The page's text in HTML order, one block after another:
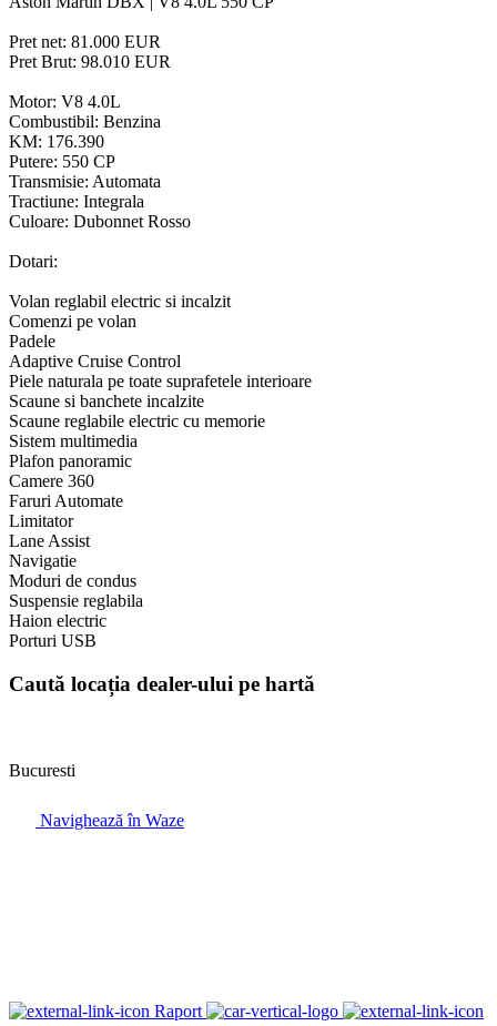
Pret net: 81.000 EUR
Pret Brut: 98.010 EUR
Motor: V8 4.0L
Combustibil: Benzina
KM: 176.390
Putere: 550 CP
Transmisie: Automata
Tractiune: Integrala
Culoare: Dubonnet Rosso
Dotari:
Volan reglabil electric si incalzit
Comenzi pe volan
Padele
Adaptive Cruise Control
Piele naturala pe toate suprafetele interioare
Scaune si banchete incalzite
Scaune reglabile electric cu memorie
Sistem multimedia
Plafon panoramic
Camere 360
Faruri Automate
Limitator
Lane Assist
Navigatie
Moduri de condus
Suspensie reglabila
Haion electric
Porturi USB
Caută locația dealer-ului pe hartă
Bucuresti
Navighează în Waze
Raport